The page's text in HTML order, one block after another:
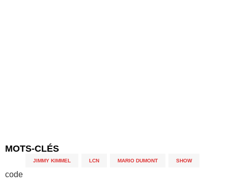
MOTS-CLÉS
JIMMY KIMMEL LCN MARIO DUMONT SHOW
code